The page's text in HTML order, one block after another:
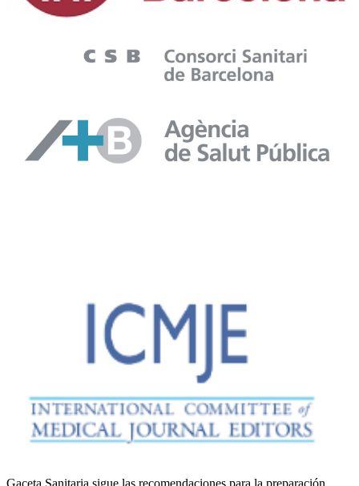
Gaceta Sanitaria sigue las recomendaciones para la preparación,